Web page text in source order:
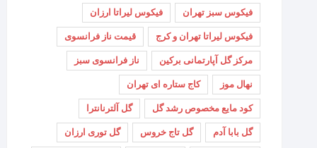
فیکوس سبز تهران فیکوس لیراتا ارزان
فیکوس لیراتا تهران و کرج قیمت ناز فرانسوی
مرکز گل آپارتمانی برکین ناز فرانسوی سبز
نهال موز کاج ستاره ای تهران
کود مایع مخصوص رشد گل گل آلترنانترا
گل بابا آدم گل تاج خروس گل توری ارزان